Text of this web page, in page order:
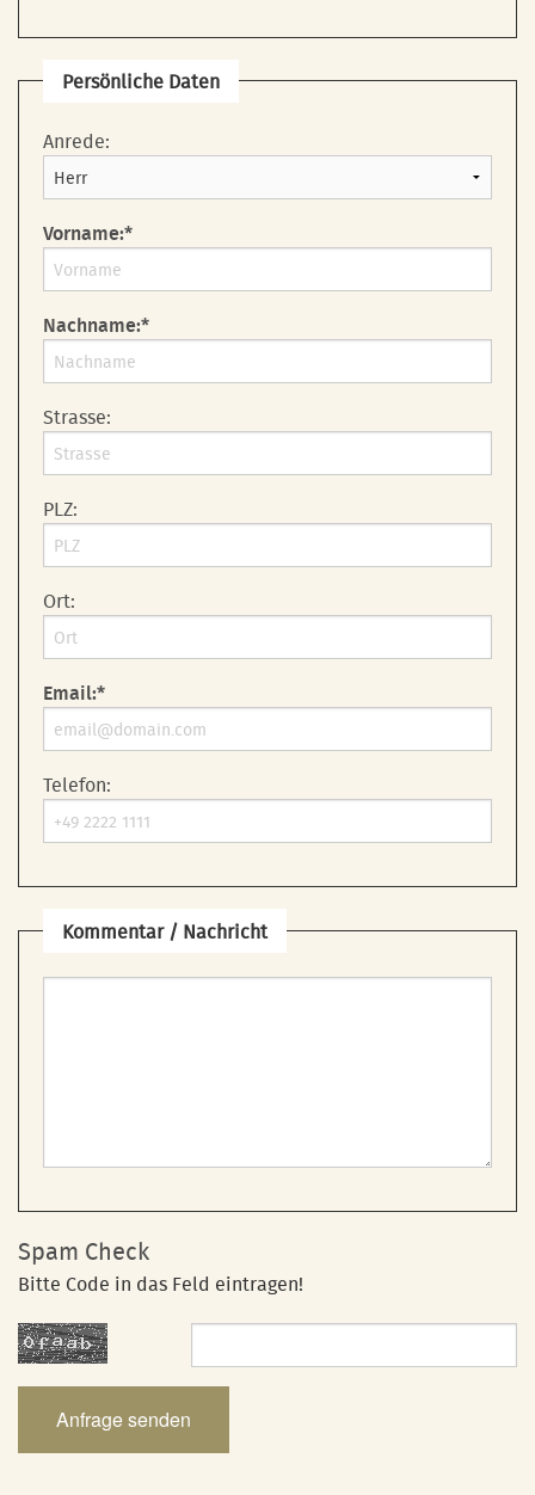
Persönliche Daten
Anrede:
Vorname:*
Nachname:*
Strasse:
PLZ:
Ort:
Email:*
Telefon:
Kommentar / Nachricht
Spam Check
Bitte Code in das Feld eintragen!